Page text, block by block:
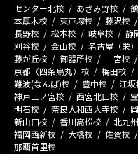
センター北校
あざみ野校
本厚木校
東戸塚校 藤沢校
長野校
松本校 岐阜校 静
刈谷校
金山校 名古屋（栄
藤が丘校
御器所校 一宮校
京都（四条烏丸）校
梅田校
難波(なんば)校
豊中校 江坂
神戸三ノ宮校
西宮北口校
明石校
奈良大和西大寺校
新山口校
香川高松校 北九
福岡西新校
大橋校 佐賀校
那覇首里校